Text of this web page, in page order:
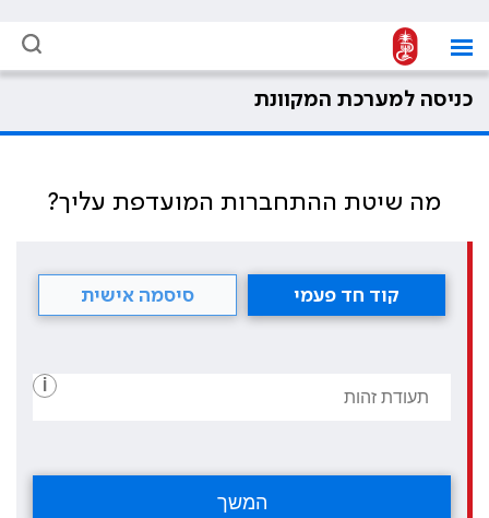
כניסה למערכת המקוונת
מה שיטת ההתחברות המועדפת עליך?
קוד חד פעמי סיסמה אישית
i